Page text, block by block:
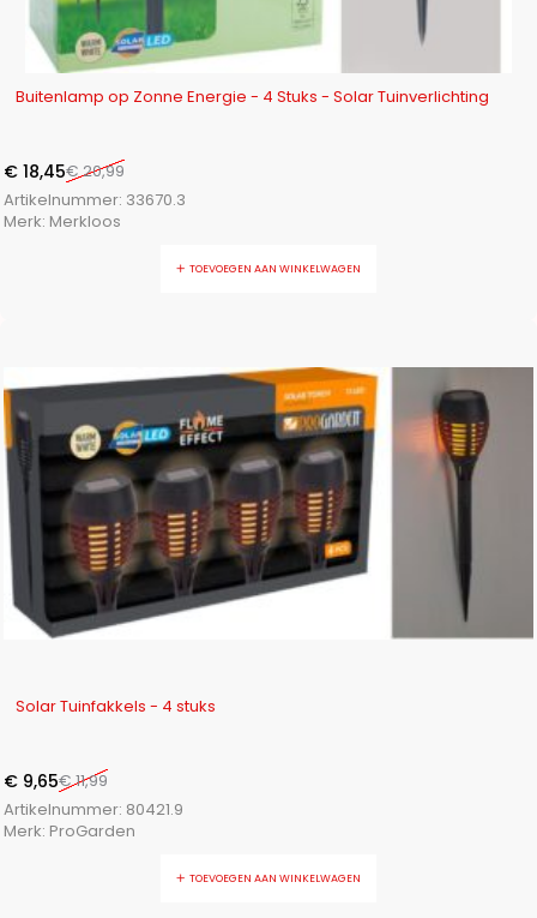
Buitenlamp op Zonne Energie - 4 Stuks - Solar Tuinverlichting
€20,99
€ 18,45
Artikelnummer: 33670.3
Merk: Merkloos
TOEVOEGEN AAN WINKELWAGEN
Solar Tuinfakkels - 4 stuks
€11,99
€ 9,65
Artikelnummer: 80421.9
Merk: ProGarden
TOEVOEGEN AAN WINKELWAGEN